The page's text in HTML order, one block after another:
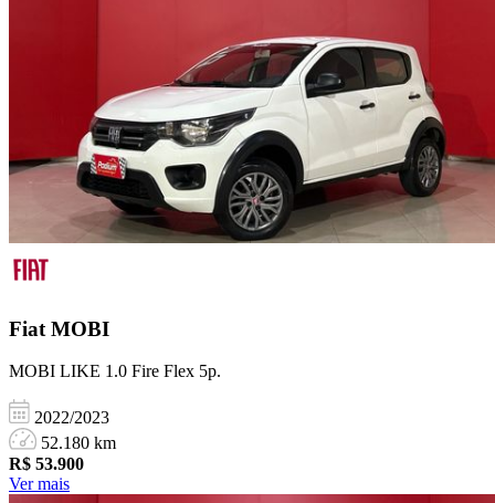
Fiat MOBI
MOBI LIKE 1.0 Fire Flex 5p.
2022/2023
52.180 km
R$ 53.900
Ver mais